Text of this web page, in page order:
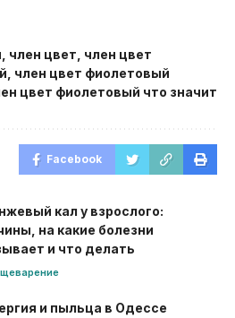
, член цвет, член цвет
, член цвет фиолетовый
цвет фиолетовый что значит
Facebook
кал у взрослого:
на какие болезни
и что делать
и пыльца в Одессе